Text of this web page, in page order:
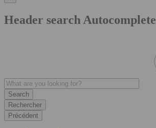
Header search Autocomplete
Rechercher
Précédent